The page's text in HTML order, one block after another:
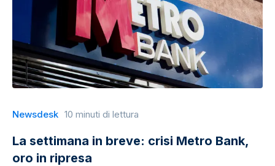
Newsdesk 10 minuti di lettura
La settimana in breve: crisi Metro Bank,
oro in ripresa